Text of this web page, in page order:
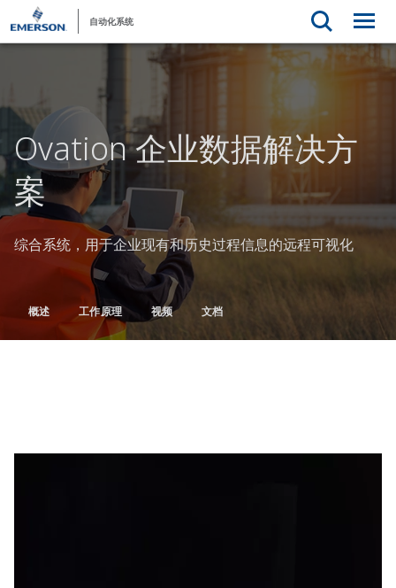
自动化系统
Ovation 企业数据解决方
案
综合系统，用于企业现有和历史过程信息的远程可视化
概述 工作原理 视频 文档